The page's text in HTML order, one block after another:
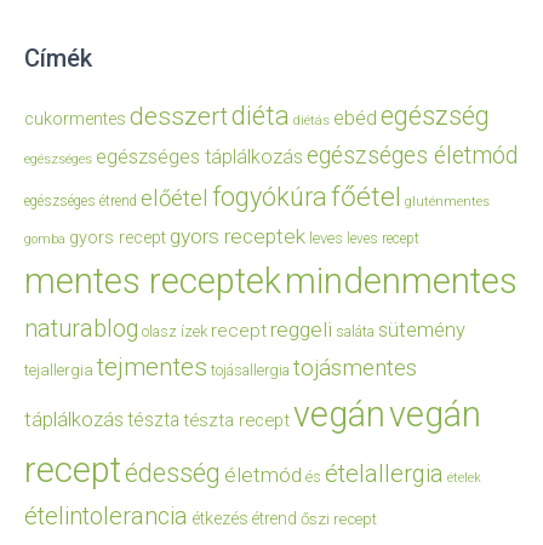
Címék
cukormentes desszertdiéta diétás ebéd egészség
egészséges egészséges táplálkozás egészséges életmód
egészséges étrend előétel fogyókúrafőétel gluténmentes
gomba gyors recept gyors receptek leves leves recept
mentes receptekmindenmentes
naturablog olasz ízek recept reggeli saláta sütemény
tejallergia tejmentes tojásallergia tojásmentes
táplálkozás tészta tészta receptvegánvegán
receptédesség életmód és ételallergia ételek
ételintolerancia étkezés étrend őszi recept